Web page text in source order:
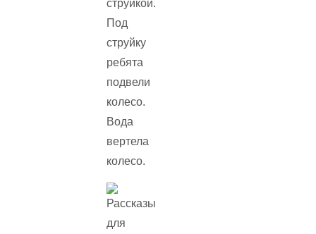
струйкой.
Под
струйку
ребята
подвели
колесо.
Вода
вертела
колесо.